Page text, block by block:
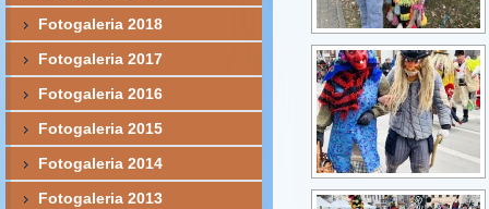
Fotogaleria 2018
Fotogaleria 2017
Fotogaleria 2016
Fotogaleria 2015
Fotogaleria 2014
Fotogaleria 2013